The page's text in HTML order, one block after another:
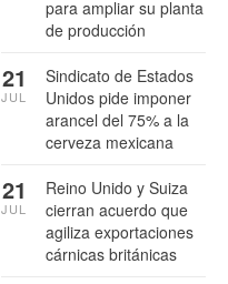
para ampliar su planta
de producción
Sindicato de Estados
Unidos pide imponer
arancel del 75% a la
cerveza mexicana
21
JUL
Reino Unido y Suiza
cierran acuerdo que
agiliza exportaciones
cárnicas británicas
21
JUL